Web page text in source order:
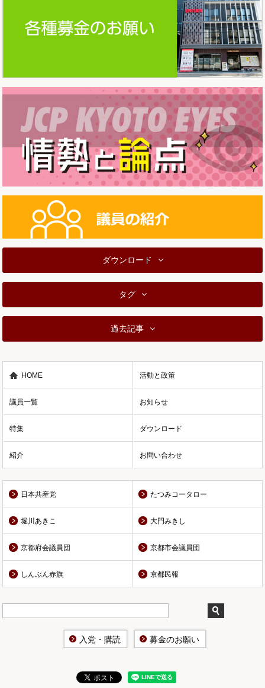
ダウンロード
タグ
過去記事
HOME 活動と政策
議員一覧 お知らせ
特集 ダウンロード
紹介 お問い合わせ
日本共産党 たつみコータロー
堀川あきこ 大門みきし
京都府会議員団 京都市会議員団
しんぶん赤旗 京都民報
入党・購読 募金のお願い